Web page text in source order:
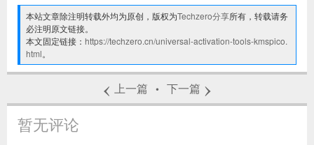
本站文章除注明转载外均为原创，版权为Techzero分享所有，转载请务
必注明原文链接。
本文固定链接：https://techzero.cn/universal-activation-tools-kmspico.
html。
‹ 上一篇 • 下一篇 ›
暂无评论